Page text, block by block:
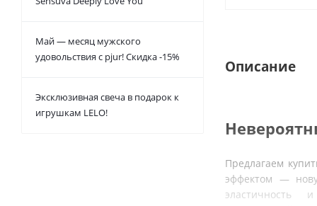
Описание
Предлагаем
эффектом —
эластичность
Май — месяц мужского
удовольствия с pjur! Скидка -15%
Эксклюзивная свеча в подарок к
игрушкам LELO!